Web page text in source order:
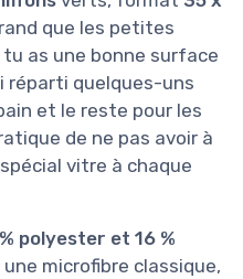
que les petites
as une bonne surface
réparti quelques-uns
et le reste pour les
de ne pas avoir à
vitre à chaque
polyester et 16 %
microfibre classique,